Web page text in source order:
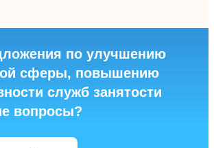
по улучшению
сферы, повышению
служб занятости
вопросы?